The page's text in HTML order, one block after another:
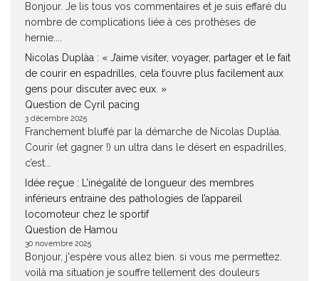
Bonjour. Je lis tous vos commentaires et je suis effaré du
nombre de complications liée à ces prothèses de
hernie....
Nicolas Duplàa : « J’aime visiter, voyager, partager et le fait
de courir en espadrilles, cela t’ouvre plus facilement aux
gens pour discuter avec eux. »
Question de Cyril pacing
3 décembre 2025
Franchement bluffé par la démarche de Nicolas Duplàa.
Courir (et gagner !) un ultra dans le désert en espadrilles,
c’est...
Idée reçue : L’inégalité de longueur des membres
inférieurs entraine des pathologies de l’appareil
locomoteur chez le sportif
Question de Hamou
30 novembre 2025
Bonjour, j'espère vous allez bien. si vous me permettez.
voilà ma situation je souffre tellement des douleurs